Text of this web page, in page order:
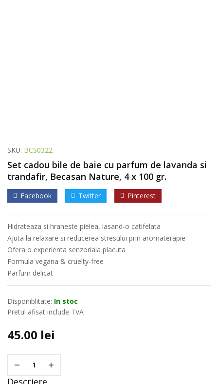
SKU: BCS0322
Set cadou bile de baie cu parfum de lavanda si
trandafir, Becasan Nature, 4 x 100 gr.
Facebook Twitter Pinterest
Hidrateaza si hraneste pielea, lasand-o catifelata
Ajuta la relaxare si reducerea stresului prin aromaterapie
Ofera o experienta senzoriala placuta
Formula vegana & cruelty-free
Parfum delicat
Disponiblitate: In stoc
Pretul afisat include TVA
45.00 lei
Descriere